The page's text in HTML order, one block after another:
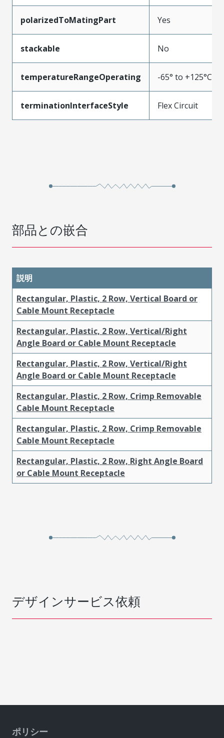
polarizedToMatingPart Yes
stackable No
temperatureRangeOperating -65° to +125°C
terminationInterfaceStyle Flex Circuit
部品との嵌合
説明
Rectangular, Plastic, 2 Row, Vertical Board or
Cable Mount Receptacle
Rectangular, Plastic, 2 Row, Vertical/Right
Angle Board or Cable Mount Receptacle
Rectangular, Plastic, 2 Row, Vertical/Right
Angle Board or Cable Mount Receptacle
Rectangular, Plastic, 2 Row, Crimp Removable
Cable Mount Receptacle
Rectangular, Plastic, 2 Row, Crimp Removable
Cable Mount Receptacle
Rectangular, Plastic, 2 Row, Right Angle Board
or Cable Mount Receptacle
デザインサービス依頼
ポリシー